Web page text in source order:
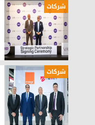
شركات
شركات